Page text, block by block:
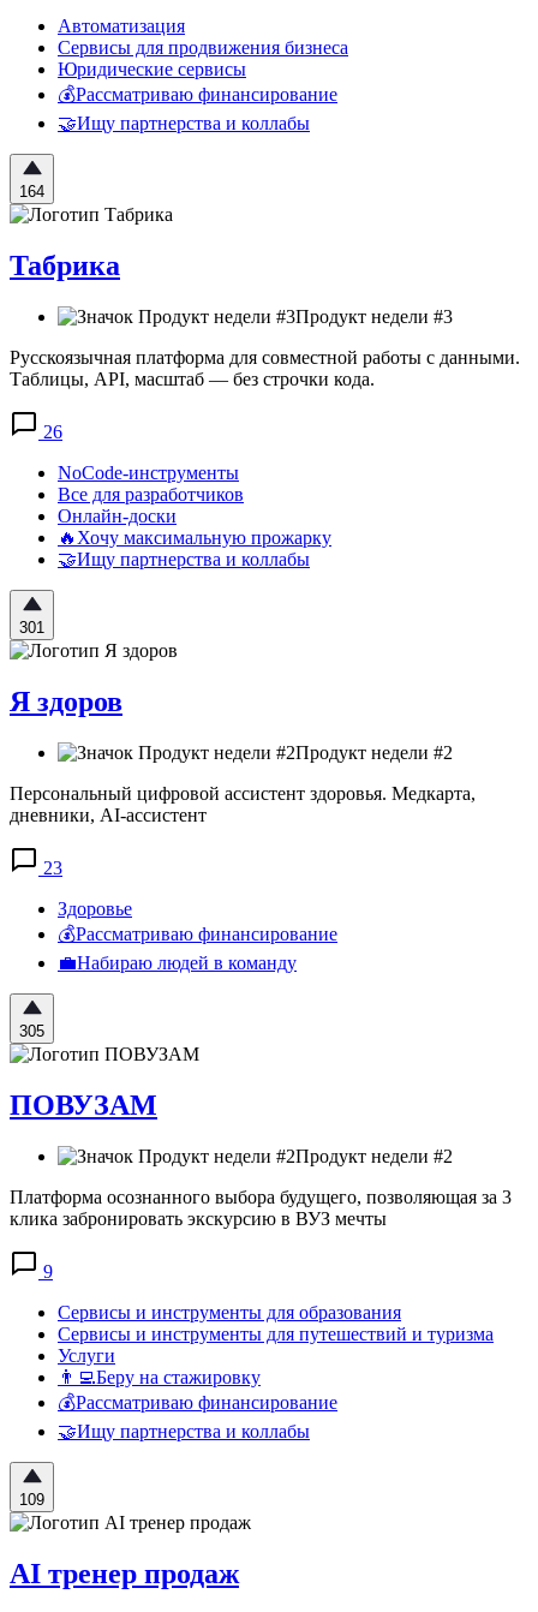
Автоматизация
Сервисы для продвижения бизнеса
Юридические сервисы
💰Рассматриваю финансирование
🤝Ищу партнерства и коллабы
164
Табрика
Продукт недели #3
Русскоязычная платформа для совместной работы с данными.
Таблицы, API, масштаб — без строчки кода.
26
NoCode-инструменты
Все для разработчиков
Онлайн-доски
🔥Хочу максимальную прожарку
🤝Ищу партнерства и коллабы
301
Я здоров
Продукт недели #2
Персональный цифровой ассистент здоровья. Медкарта,
дневники, AI-ассистент
23
Здоровье
💰Рассматриваю финансирование
💼Набираю людей в команду
305
ПОВУЗАМ
Продукт недели #2
Платформа осознанного выбора будущего, позволяющая за 3
клика забронировать экскурсию в ВУЗ мечты
9
Сервисы и инструменты для образования
Сервисы и инструменты для путешествий и туризма
Услуги
👨‍💻Беру на стажировку
💰Рассматриваю финансирование
🤝Ищу партнерства и коллабы
109
AI тренер продаж